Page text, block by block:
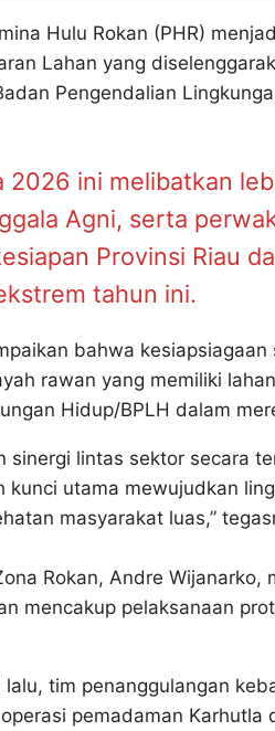
Hulu Rokan (PHR)
Lahan yang
Pengendalian
2026 ini melibatkan
Agni, serta
Provinsi Riau
tahun ini.
bahwa
rawan yang memiliki
Hidup/BPLH dalam
sinergi lintas sektor secara
kunci utama mewujudkan
masyarakat luas,”
Rokan, Andre
mencakup pelaksanaan
tim penanggulangan
pemadaman Karhutla